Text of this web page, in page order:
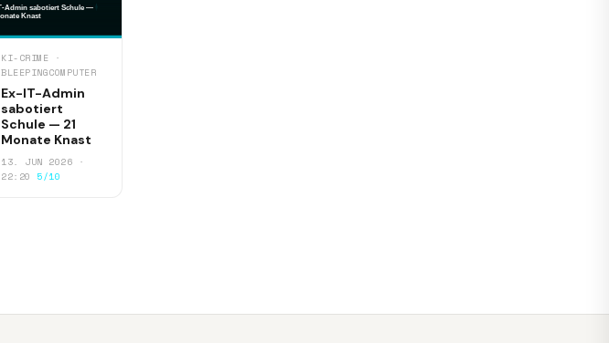
KI-CRIME ·
BLEEPINGCOMPUTER
Ex-IT-Admin
sabotiert
Schule — 21
Monate Knast
13. JUN 2026 ·
22:20 5/10